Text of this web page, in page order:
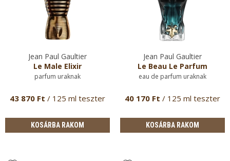
Jean Paul Gaultier
Le Male Elixir
parfum uraknak
43 870 Ft / 125 ml teszter
KOSÁRBA RAKOM
Jean Paul Gaultier
Le Beau Le Parfum
eau de parfum uraknak
40 170 Ft / 125 ml teszter
KOSÁRBA RAKOM